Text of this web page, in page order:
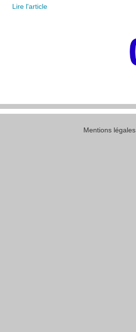
Lire l'article
Mentions légales